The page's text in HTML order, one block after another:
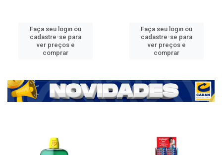
Faça seu login ou
cadastre-se para
ver preços e
comprar
Faça seu login ou
cadastre-se para
ver preços e
comprar